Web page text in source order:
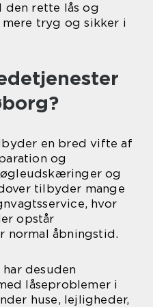
rette lås og
tryg og sikker i
en bred vifte af
og
og
tilbyder mange
hvor
opstår
normal åbningstid.
desuden
låseproblemer i
huse, lejligheder,